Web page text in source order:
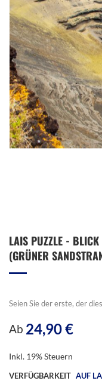
Anfang
der
LAIS PUZZLE -
(GRÜNER
Seien Sie der erste, der
Ab 24,90 €
Inkl. 19% Steuern
VERFÜGBARKEIT AUF